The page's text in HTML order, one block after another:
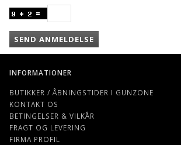
SEND ANMELDELSE
INFORMATIONER
BUTIKKER / ÅBNINGSTIDER I GUNZONE
KONTAKT OS
BETINGELSER & VILKÅR
FRAGT OG LEVERING
FIRMA PROFIL